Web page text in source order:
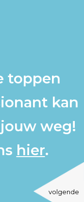
toppen
kan
weg!
hier.
volgende